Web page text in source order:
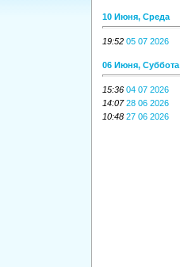
10 Июня, Среда
19:52 05 07 2026
06 Июня, Суббота
15:36 04 07 2026
14:07 28 06 2026
10:48 27 06 2026